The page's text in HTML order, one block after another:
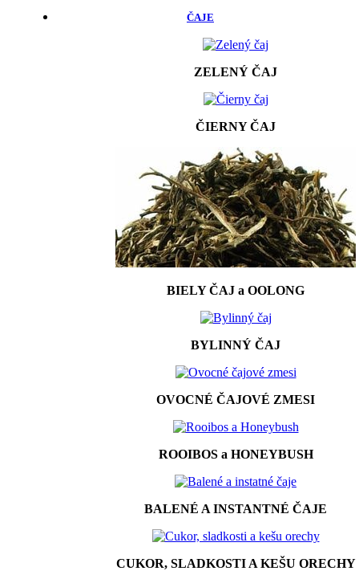
ČAJE
ZELENÝ ČAJ
ČIERNY ČAJ
BIELY ČAJ a OOLONG
BYLINNÝ ČAJ
OVOCNÉ ČAJOVÉ ZMESI
ROOIBOS a HONEYBUSH
BALENÉ A INSTANTNÉ ČAJE
CUKOR, SLADKOSTI A KEŠU ORECHY